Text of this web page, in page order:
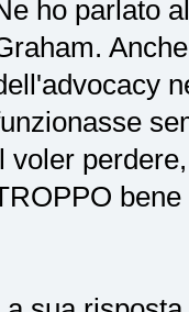
ho parlato
voler